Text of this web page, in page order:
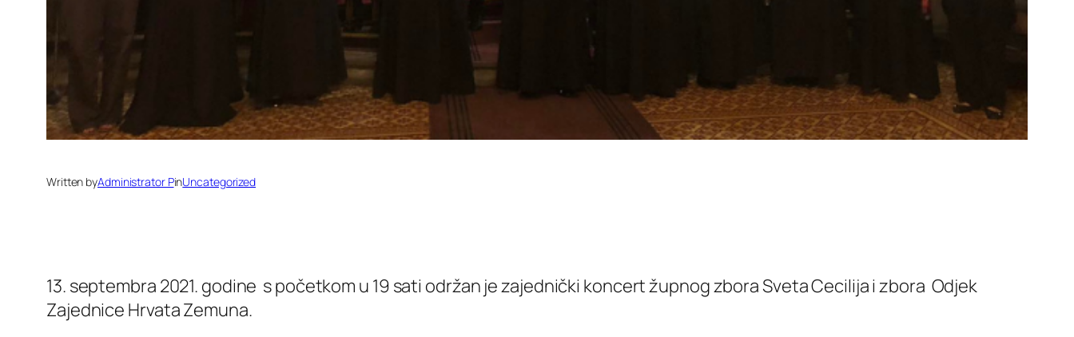
Written byAdministrator PinUncategorized
13. septembra 2021. godine s početkom u 19 sati održan je zajednički koncert župnog zbora Sveta Cecilija i zbora Odjek
Zajednice Hrvata Zemuna.